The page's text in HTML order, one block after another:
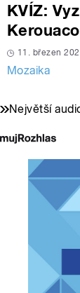
KVÍZ:
11. březen
Mozaika
Největší